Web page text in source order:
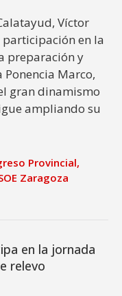
Víctor
participación en la
preparación y
Marco,
gran dinamismo
ampliando su
Provincial,
Zaragoza
en la jornada
relevo